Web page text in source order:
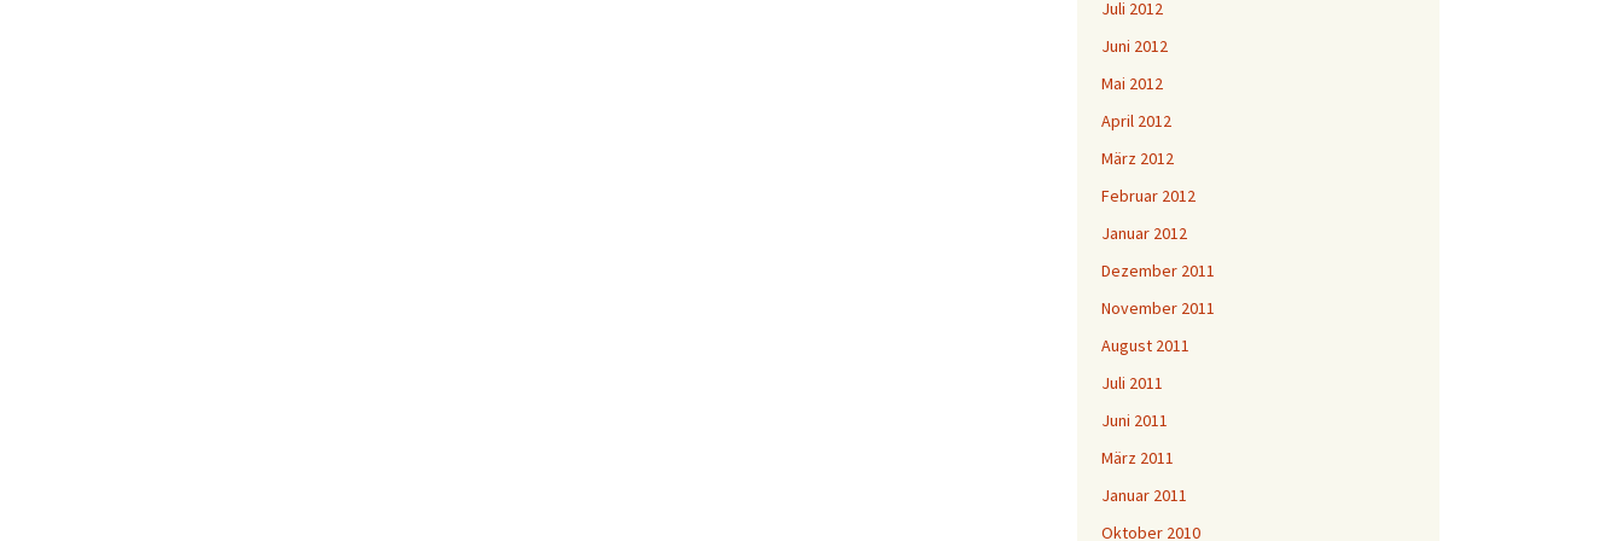
Juli 2012
Juni 2012
Mai 2012
April 2012
März 2012
Februar 2012
Januar 2012
Dezember 2011
November 2011
August 2011
Juli 2011
Juni 2011
März 2011
Januar 2011
Oktober 2010